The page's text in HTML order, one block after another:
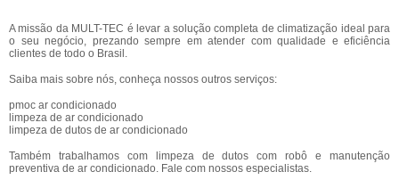
A missão da MULT-TEC é levar a solução completa de climatização ideal para
o seu negócio, prezando sempre em atender com qualidade e eficiência
clientes de todo o Brasil.
Saiba mais sobre nós, conheça nossos outros serviços:
pmoc ar condicionado
limpeza de ar condicionado
limpeza de dutos de ar condicionado
Também trabalhamos com limpeza de dutos com robô e manutenção
preventiva de ar condicionado. Fale com nossos especialistas.